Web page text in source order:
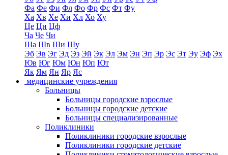
Фа Фе Фи Фл Фо Фр Фс Фт Фу
Ха Хв Хе Хи Хл Хо Ху
Це Ци Цф
Ча Че Чи
Ша Шв Ши Шу
Эб Эв Эг Эд Эз Эй Эк Эл Эм Эн Эп Эр Эс Эт Эу Эф Эх
Юв Юг Юм Юн Юп Ют
Як Ям Ян Яр Яс
медицинские учреждения
Больницы
Больницы городские взрослые
Больницы городские детские
Больницы специализированные
Поликлиники
Поликлиники городские взрослые
Поликлиники городские детские